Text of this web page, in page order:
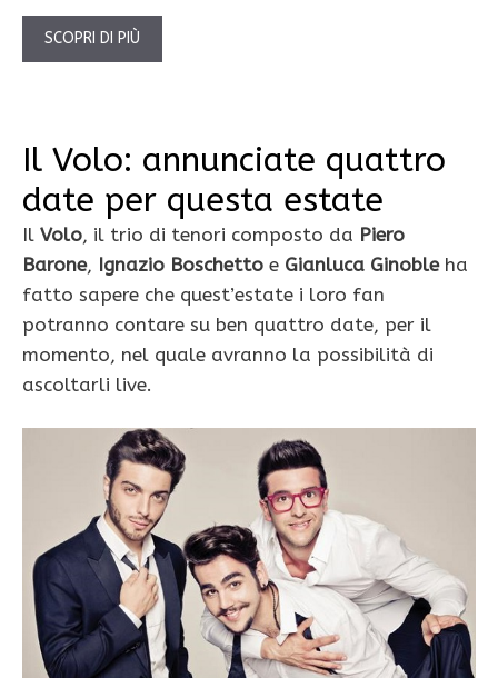
SCOPRI DI PIÙ
Il Volo: annunciate quattro
date per questa estate
Il Volo, il trio di tenori composto da Piero
Barone, Ignazio Boschetto e Gianluca Ginobleha
fatto sapere che quest’estate i loro fan
potranno contare su ben quattro date, per il
momento, nel quale avranno la possibilità di
ascoltarli live.